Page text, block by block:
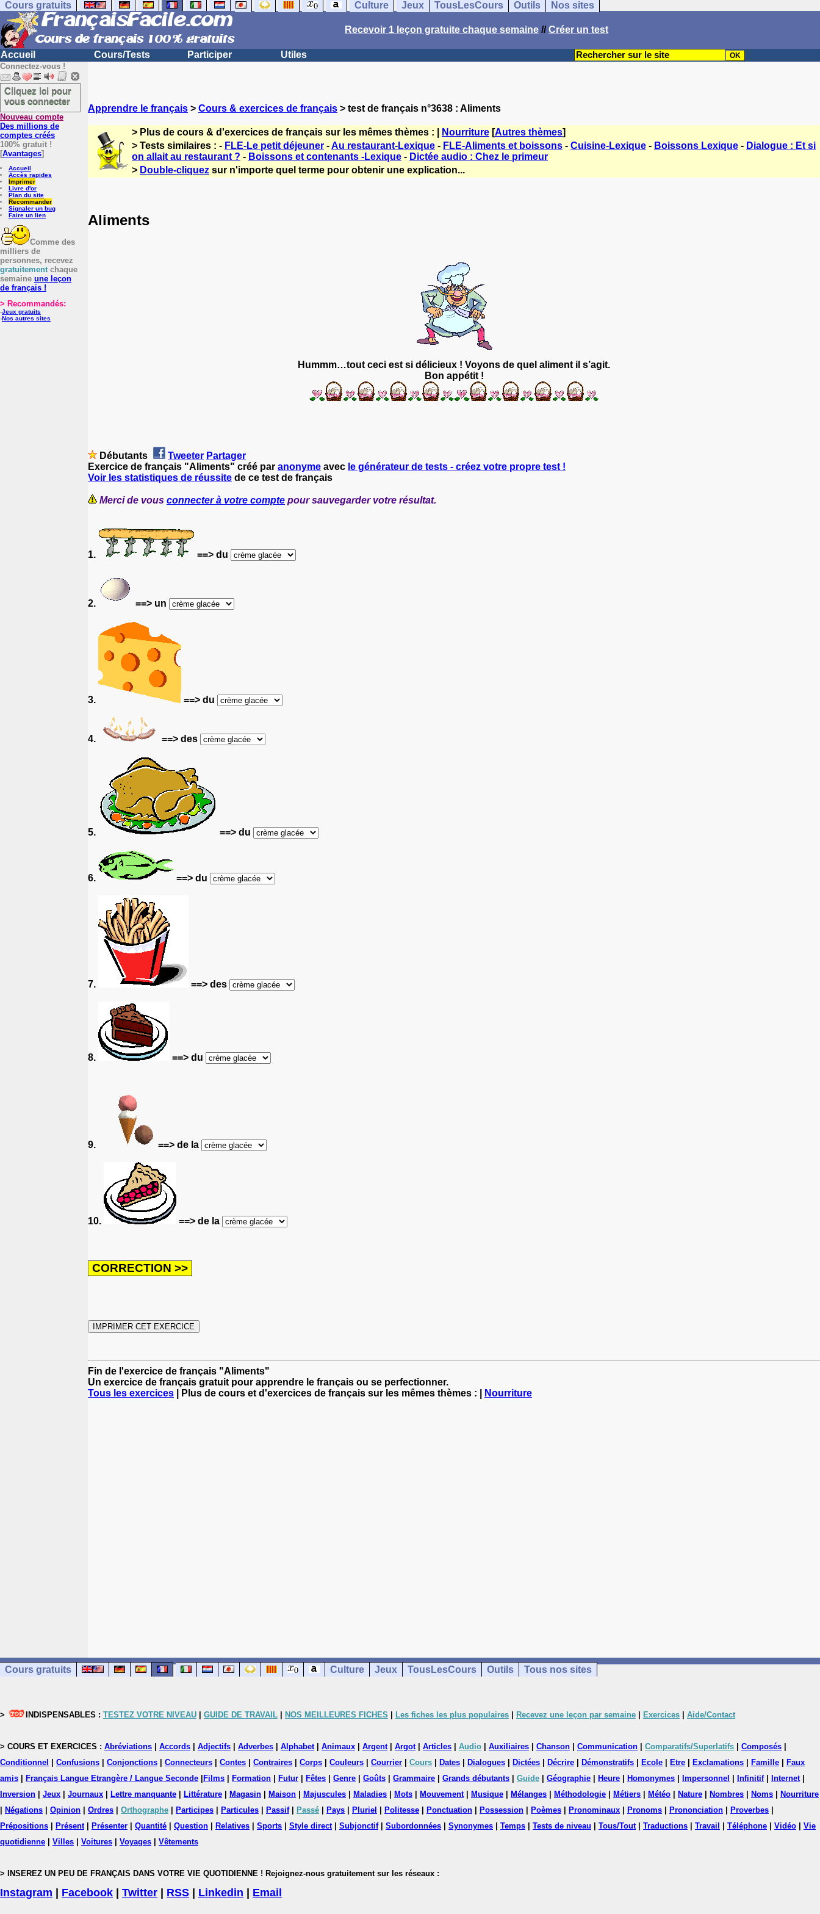
Cours gratuits Culture Jeux TousLesCours Outils Nos sites
Recevoir 1 leçon gratuite chaque semaine //Créer un test
Accueil Cours/Tests Participer Utiles
Connectez-vous !
Cliquez ici pour
vous connecter
Nouveau compte
Des millions de
comptes créés
100% gratuit !
[Avantages]
Accueil
Accès rapides
Imprimer
Livre d'or
Plan du site
Recommander
Signaler un bug
Faire un lien
Comme des
milliers de
personnes, recevez
gratuitementchaque
semaine une leçon
de français !
> Recommandés:
-Jeux gratuits
-Nos autres sites
Apprendre le français > Cours & exercices de français > test de français n°3638 : Aliments
> Plus de cours & d'exercices de français sur les mêmes thèmes : | Nourriture [Autres thèmes]
> Tests similaires : - FLE-Le petit déjeuner -Au restaurant-Lexique - FLE-Aliments et boissons - Cuisine-Lexique - Boissons Lexique - Dialogue : Et si
on allait au restaurant ? - Boissons et contenants -Lexique - Dictée audio : Chez le primeur
> Double-cliquez sur n'importe quel terme pour obtenir une explication...
Aliments
Hummm…tout ceci est si délicieux ! Voyons de quel aliment il s’agit.
Bon appétit !
Débutants Tweeter Partager
Exercice de français "Aliments" créé par anonyme avec le générateur de tests - créez votre propre test !
Voir les statistiques de réussite de ce test de français
Merci de vous connecter à votre compte pour sauvegarder votre résultat.
1. ==> du
2. ==> un
3. ==> du
4. ==> des
5. ==> du
6. ==> du
7. ==> des
8. ==> du
9. ==> de la
10. ==> de la
Fin de l'exercice de français "Aliments"
Un exercice de français gratuit pour apprendre le français ou se perfectionner.
Tous les exercices | Plus de cours et d'exercices de français sur les mêmes thèmes : | Nourriture
Cours gratuits Culture Jeux TousLesCours Outils Tous nos sites
> INDISPENSABLES : TESTEZ VOTRE NIVEAU GUIDE DE TRAVAIL NOS MEILLEURES FICHES Les fiches les plus populaires Recevez une leçon par semaine Exercices Aide/Contact
> COURS ET EXERCICES : Abréviations Accords Adjectifs Adverbes Alphabet| Animaux Argent| Argot| Articles Audio Auxiliaires Chanson Communication Comparatifs/Superlatifs Composés
Conditionnel
Confusions Conjonctions Connecteurs Contes Contraires Corps Couleurs Courrier Cours Dates Dialogues Dictées Décrire Démonstratifs Ecole Etre Exclamations Famille
Faux
amis
Français Langue Etrangère / Langue Seconde Films Formation Futur Fêtes Genre Goûts Grammaire Grands débutants Guide Géographie Heure Homonymes Impersonnel Infinitif| Internet|
Inversion
Jeux Journaux Lettre manquante Littérature Magasin Maison Majuscules Maladies Mots Mouvement| Musique Mélanges Méthodologie Métiers Météo Nature Nombres Noms
Nourriture
Négations Opinion Ordres Orthographe Participes Particules Passif| Passé Pays Pluriel Politesse Ponctuation Possession Poèmes Pronominaux Pronoms Prononciation Proverbes
Prépositions
Présent| Présenter Quantité Question Relatives Sports Style direct| Subjonctif| Subordonnées Synonymes Temps Tests de niveau Tous/Tout| Traductions Travail Téléphone Vidéo
Vie
quotidienne
Villes Voitures Voyages Vêtements
> INSEREZ UN PEU DE FRANÇAIS DANS VOTRE VIE QUOTIDIENNE ! Rejoignez-nous gratuitement sur les réseaux :
Instagram Facebook Twitter RSS Linkedin Email